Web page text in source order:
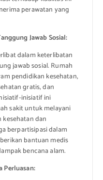
perawatan yang
Jawab Sosial:
dalam keterlibatan
jawab sosial. Rumah
pendidikan kesehatan,
gratis, dan
inisiatif ini
sakit untuk melayani
dan
berpartisipasi dalam
bantuan medis
bencana alam.
Perluasan: